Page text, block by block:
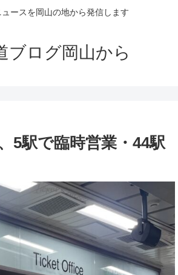
ースを岡山の地から発信します
ブログ岡山から
5駅で臨時営業・44駅